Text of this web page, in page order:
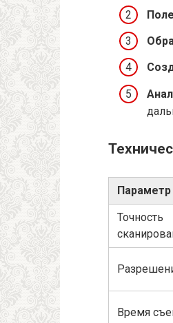
Параметр
Точность
Время